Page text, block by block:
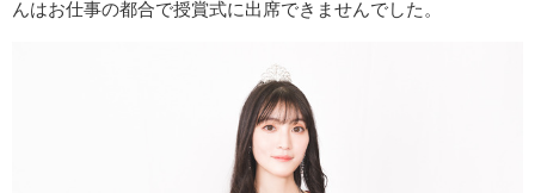
んはお仕事の都合で授賞式に出席できませんでした。